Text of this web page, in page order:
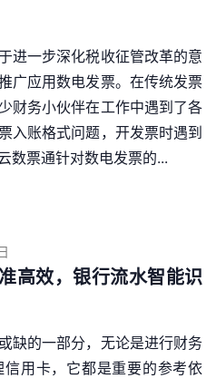
进一步深化税收征管改革的意
广应用数电发票。在传统发票
财务小伙伴在工作中遇到了各
入账格式问题，开发票时遇到
数票通针对数电发票的...
高效，银行流水智能识
缺的一部分，无论是进行财务
用卡，它都是重要的参考依